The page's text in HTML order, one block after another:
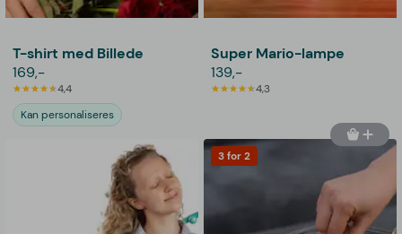
T-shirt med Billede
169,-
4,4
Kan personaliseres
Super Mario-lampe
139,-
4,3
3 for 2